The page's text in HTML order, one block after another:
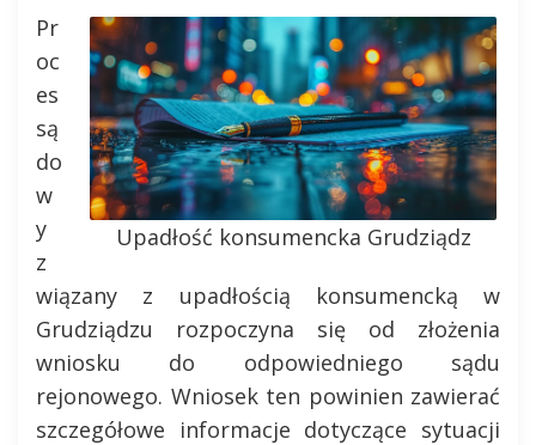
Upadłość konsumencka Grudziądz
Pr
oc
es
są
do
w
y
z
wiązany z upadłością konsumencką w
Grudziądzu rozpoczyna się od złożenia
wniosku do odpowiedniego sądu
rejonowego. Wniosek ten powinien zawierać
szczegółowe informacje dotyczące sytuacji